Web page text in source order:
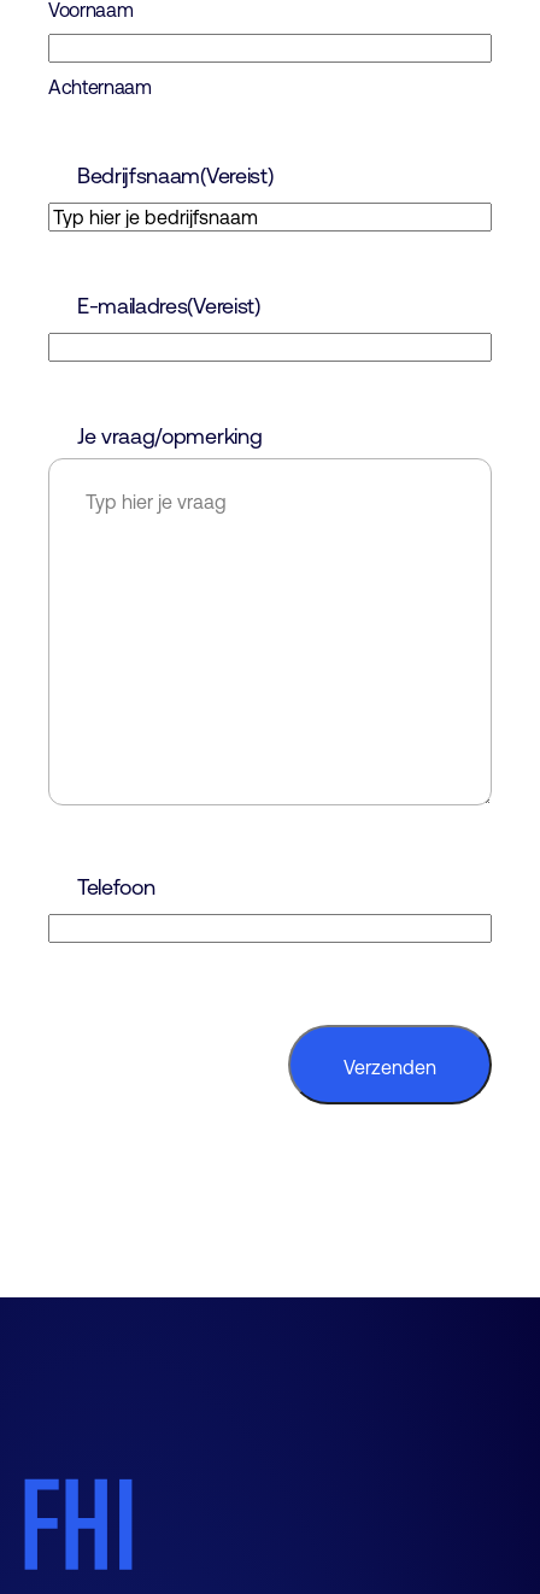
Voornaam
Achternaam
Bedrijfsnaam(Vereist)
E-mailadres(Vereist)
Je vraag/opmerking
Telefoon